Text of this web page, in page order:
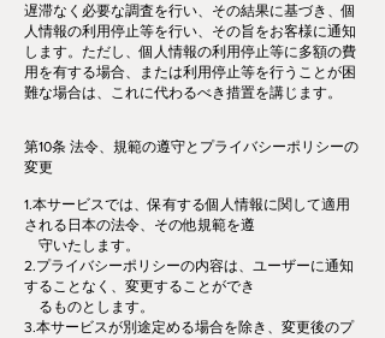
遅滞なく必要な調査を行い、その結果に基づき、個
人情報の利用停止等を行い、その旨をお客様に通知
します。ただし、個人情報の利用停止等に多額の費
用を有する場合、または利用停止等を行うことが困
難な場合は、これに代わるべき措置を講じます。
第10条 法令、規範の遵守とプライバシーポリシーの
変更
1.本サービスでは、保有する個人情報に関して適用
される日本の法令、その他規範を遵
守いたします。
2.プライバシーポリシーの内容は、ユーザーに通知
することなく、変更することができ
るものとします。
3.本サービスが別途定める場合を除き、変更後のプ